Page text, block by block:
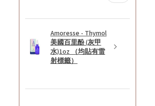
Amoresse - Thymol
美國百里酚 (灰甲
水)1oz （均貼有雷
射標籤）